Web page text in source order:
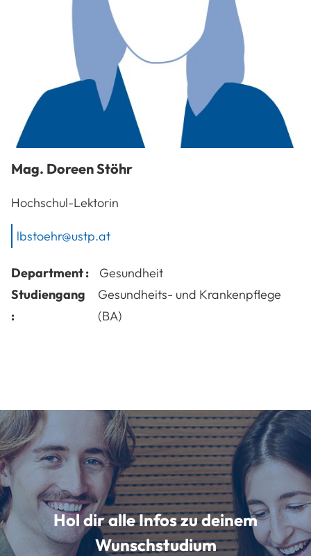
Mag. DoreenStöhr
Hochschul-Lektorin
lbstoehr@ustp.at
Department :
Gesundheit
Studiengang
:
Gesundheits- und Krankenpflege
(BA)
Hol dir alle Infos zu deinem
Wunschstudium